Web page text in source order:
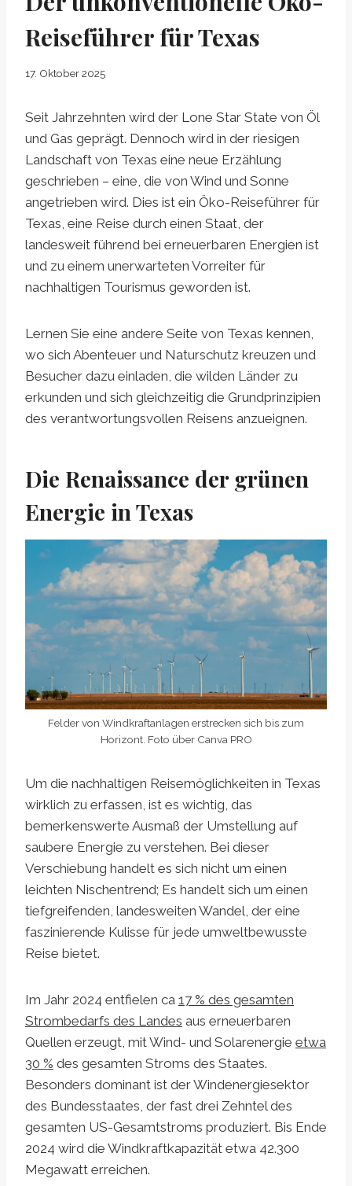
Reiseführer für Texas
17. Oktober 2025
Seit Jahrzehnten wird der Lone Star State von Öl
und Gas geprägt. Dennoch wird in der riesigen
Landschaft von Texas eine neue Erzählung
geschrieben – eine, die von Wind und Sonne
angetrieben wird. Dies ist ein Öko-Reiseführer für
Texas, eine Reise durch einen Staat, der
landesweit führend bei erneuerbaren Energien ist
und zu einem unerwarteten Vorreiter für
nachhaltigen Tourismus geworden ist.
Lernen Sie eine andere Seite von Texas kennen,
wo sich Abenteuer und Naturschutz kreuzen und
Besucher dazu einladen, die wilden Länder zu
erkunden und sich gleichzeitig die Grundprinzipien
des verantwortungsvollen Reisens anzueignen.
Die Renaissance der grünen
Energie in Texas
Felder von Windkraftanlagen erstrecken sich bis zum
Horizont. Foto über Canva PRO
Um die nachhaltigen Reisemöglichkeiten in Texas
wirklich zu erfassen, ist es wichtig, das
bemerkenswerte Ausmaß der Umstellung auf
saubere Energie zu verstehen. Bei dieser
Verschiebung handelt es sich nicht um einen
leichten Nischentrend; Es handelt sich um einen
tiefgreifenden, landesweiten Wandel, der eine
faszinierende Kulisse für jede umweltbewusste
Reise bietet.
Im Jahr 2024 entfielen ca 17 % des gesamten
Strombedarfs des Landes aus erneuerbaren
Quellen erzeugt, mit Wind- und Solarenergie etwa
30 % des gesamten Stroms des Staates.
Besonders dominant ist der Windenergiesektor
des Bundesstaates, der fast drei Zehntel des
gesamten US-Gesamtstroms produziert. Bis Ende
2024 wird die Windkraftkapazität etwa 42.300
Megawatt erreichen.